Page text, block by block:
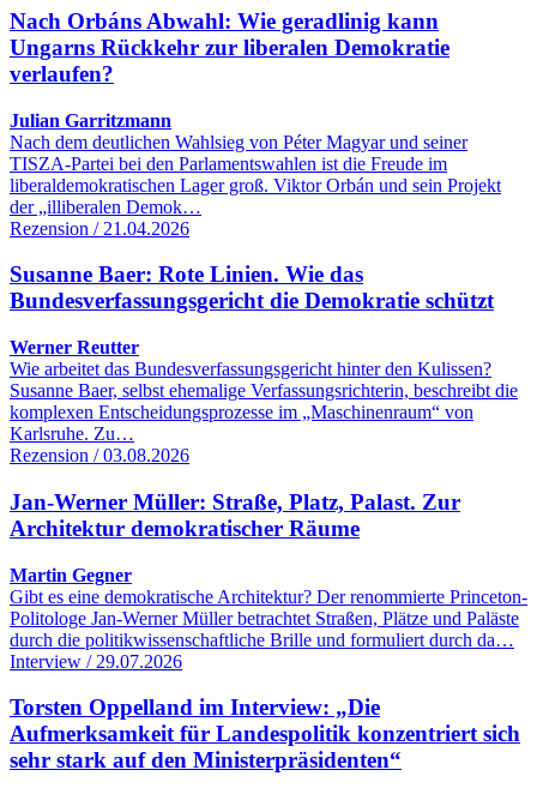
Nach Orbáns Abwahl: Wie geradlinig kann
Ungarns Rückkehr zur liberalen Demokratie
verlaufen?
Julian Garritzmann
Nach dem deutlichen Wahlsieg von Péter Magyar und seiner
TISZA-Partei bei den Parlamentswahlen ist die Freude im
liberaldemokratischen Lager groß. Viktor Orbán und sein Projekt
der „illiberalen Demok…
Rezension / 21.04.2026
Susanne Baer: Rote Linien. Wie das
Bundesverfassungsgericht die Demokratie schützt
Werner Reutter
Wie arbeitet das Bundesverfassungsgericht hinter den Kulissen?
Susanne Baer, selbst ehemalige Verfassungsrichterin, beschreibt die
komplexen Entscheidungsprozesse im „Maschinenraum“ von
Karlsruhe. Zu…
Rezension / 03.08.2026
Jan-Werner Müller: Straße, Platz, Palast. Zur
Architektur demokratischer Räume
Martin Gegner
Gibt es eine demokratische Architektur? Der renommierte Princeton-
Politologe Jan-Werner Müller betrachtet Straßen, Plätze und Paläste
durch die politikwissenschaftliche Brille und formuliert durch da…
Interview / 29.07.2026
Torsten Oppelland im Interview: „Die
Aufmerksamkeit für Landespolitik konzentriert sich
sehr stark auf den Ministerpräsidenten“